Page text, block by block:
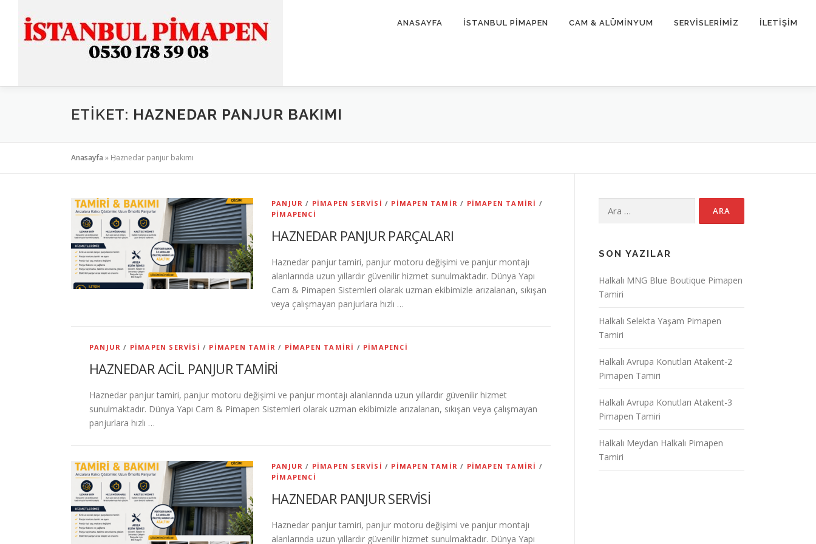
ANASAYFA İSTANBUL PİMAPEN CAM & ALÜMİNYUM SERVİSLERİMİZ İLETİŞİM
ETIKET: HAZNEDAR PANJUR BAKIMI
Anasayfa » Haznedar panjur bakımı
PANJUR / PIMAPEN SERVISI / PIMAPEN TAMIR / PIMAPEN TAMIRI /
PIMAPENCI
HAZNEDAR PANJUR PARÇALARI
Haznedar panjur tamiri, panjur motoru değişimi ve panjur montajı
alanlarında uzun yıllardır güvenilir hizmet sunulmaktadır. Dünya Yapı
Cam & Pimapen Sistemleri olarak uzman ekibimizle arızalanan, sıkışan
veya çalışmayan panjurlara hızlı …
PANJUR / PIMAPEN SERVISI / PIMAPEN TAMIR / PIMAPEN TAMIRI / PIMAPENCI
HAZNEDAR ACİL PANJUR TAMİRİ
Haznedar panjur tamiri, panjur motoru değişimi ve panjur montajı alanlarında uzun yıllardır güvenilir hizmet
sunulmaktadır. Dünya Yapı Cam & Pimapen Sistemleri olarak uzman ekibimizle arızalanan, sıkışan veya çalışmayan
panjurlara hızlı …
PANJUR / PIMAPEN SERVISI / PIMAPEN TAMIR / PIMAPEN TAMIRI /
PIMAPENCI
HAZNEDAR PANJUR SERVİSİ
Haznedar panjur tamiri, panjur motoru değişimi ve panjur montajı
alanlarında uzun yıllardır güvenilir hizmet sunulmaktadır. Dünya Yapı
SON YAZILAR
Halkalı MNG Blue Boutique Pimapen
Tamiri
Halkalı Selekta Yaşam Pimapen
Tamiri
Halkalı Avrupa Konutları Atakent-2
Pimapen Tamiri
Halkalı Avrupa Konutları Atakent-3
Pimapen Tamiri
Halkalı Meydan Halkalı Pimapen
Tamiri